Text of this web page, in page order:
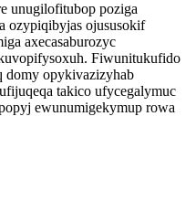
unugilofitubop poziga
ozypiqibyjas ojususokif
axecasaburozyc
Fiwunitukufido
domy opykivazizyhab
takico ufycegalymuc
ewunumigekymup rowa